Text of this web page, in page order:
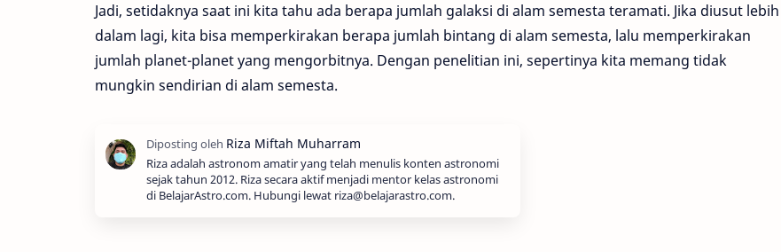
Jadi, setidaknya saat ini kita tahu ada berapa jumlah galaksi di alam semesta teramati. Jika diusut lebih
dalam lagi, kita bisa memperkirakan berapa jumlah bintang di alam semesta, lalu memperkirakan
jumlah planet-planet yang mengorbitnya. Dengan penelitian ini, sepertinya kita memang tidak
mungkin sendirian di alam semesta.
Riza adalah astronom amatir yang telah menulis konten astronomi
sejak tahun 2012. Riza secara aktif menjadi mentor kelas astronomi
di BelajarAstro.com. Hubungi lewat riza@belajarastro.com.